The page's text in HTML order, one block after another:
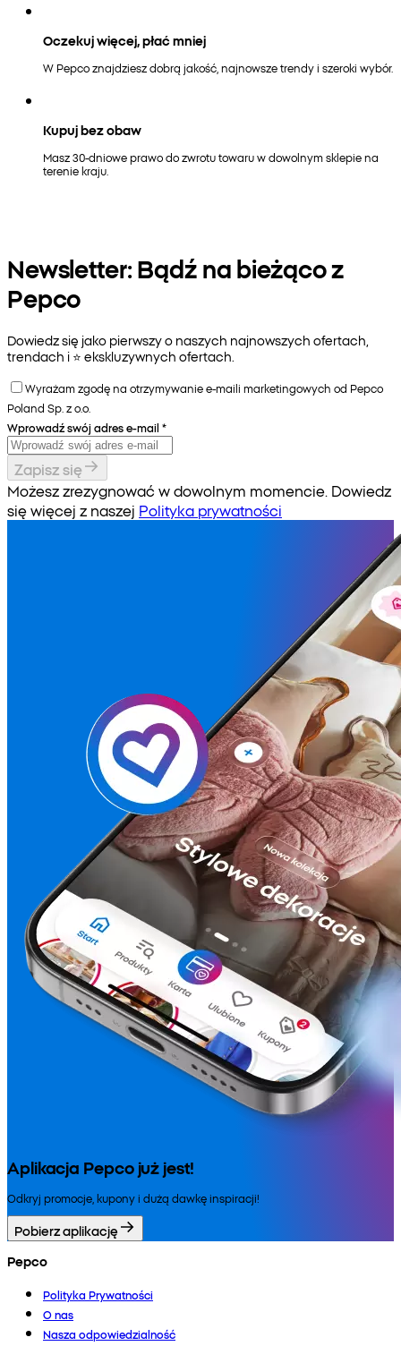
Oczekuj więcej, płać mniej
W Pepco znajdziesz dobrą jakość, najnowsze trendy i szeroki wybór.
Kupuj bez obaw
Masz 30-dniowe prawo do zwrotu towaru w dowolnym sklepie na
terenie kraju.
Newsletter: Bądź na bieżąco z
Pepco
Dowiedz się jako pierwszy o naszych najnowszych ofertach,
trendach i ⭐️ ekskluzywnych ofertach.
Wyrażam zgodę na otrzymywanie e-maili marketingowych od Pepco
Poland Sp. z o.o.
Wprowadź swój adres e-mail *
Zapisz się
Możesz zrezygnować w dowolnym momencie. Dowiedz
się więcej z naszej Polityka prywatności
Aplikacja Pepco już jest!
Odkryj promocje, kupony i dużą dawkę inspiracji!
Pobierz aplikację
Pepco
Polityka Prywatności
O nas
Nasza odpowiedzialność